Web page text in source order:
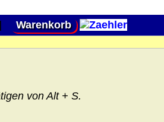
Warenkorb
von Alt + S.